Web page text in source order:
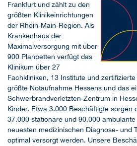
Frankfurt und zählt zu den
größten Klinikeinrichtungen
der Rhein-Main-Region. Als
Krankenhaus der
Maximalversorgung mit über
900 Planbetten verfügt das
Klinikum über 27
Fachkliniken, 13 Institute und
größte Notaufnahme Hessens und das
Schwerbrandverletzten-Zentrum in
Kinder. Etwa 3.000 Beschäftigte sorgen
37.000 stationäre und 90.000
neuesten medizinischen Diagnose- und
optimal versorgt werden. Unsere